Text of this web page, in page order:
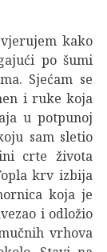
kako
po šumi
Sjećam se
i ruke koja
u potpunoj
sam sletio
crte života
krv izbija
koja je
i odložio
vrhova